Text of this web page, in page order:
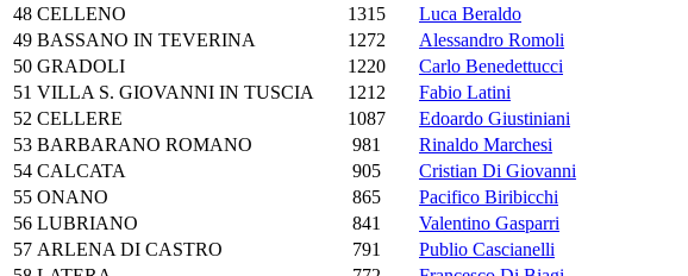
48 CELLENO 1315
Luca Beraldo
49 BASSANO IN TEVERINA 1272
Alessandro Romoli
50 GRADOLI 1220
Carlo Benedettucci
51 VILLA S. GIOVANNI IN TUSCIA 1212
Fabio Latini
52 CELLERE 1087
Edoardo Giustiniani
53 BARBARANO ROMANO 981
Rinaldo Marchesi
54 CALCATA 905
Cristian Di Giovanni
55 ONANO 865
Pacifico Biribicchi
56 LUBRIANO 841
Valentino Gasparri
57 ARLENA DI CASTRO 791
Publio Cascianelli